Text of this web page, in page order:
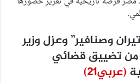
وصنافير” وعزل وزير
من تضييق قضائي
(عربي21)